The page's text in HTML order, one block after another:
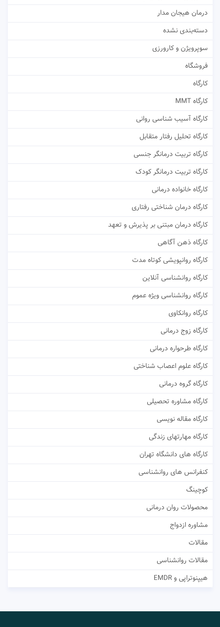
درمان هیجان مدار
دسته‌بندی نشده
سوپرویژن و کارورزی
فروشگاه
کارگاه
کارگاه MMT
کارگاه آسیب شناسی روانی
کارگاه تحلیل رفتار متقابل
کارگاه تربیت درمانگر جنسی
کارگاه تربیت درمانگر کودک
کارگاه خانواده درمانی
کارگاه درمان شناختی رفتاری
کارگاه درمان مبتنی بر پذیرش و تعهد
کارگاه ذهن آگاهی
کارگاه روانپویشی کوتاه مدت
کارگاه روانشناسی آنلاین
کارگاه روانشناسی ویژه عموم
کارگاه روانکاوی
کارگاه زوج درمانی
کارگاه طرحواره درمانی
کارگاه علوم اعصاب شناختی
کارگاه گروه درمانی
کارگاه مشاوره تحصیلی
کارگاه مقاله نویسی
کارگاه مهارتهای زندگی
کارگاه های دانشگاه تهران
کنفرانس های روانشناسی
کوچینگ
محصولات روان درمانی
مشاوره ازدواج
مقالات
مقالات روانشناسی
هیپنوتراپی و EMDR